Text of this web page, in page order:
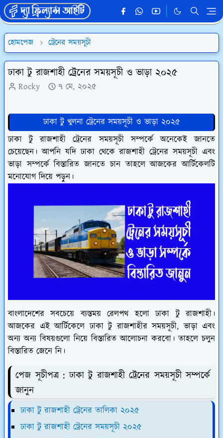
হোমপেজ ট্রেনের সময়সূচী
ঢাকা টু রাজশাহী ট্রেনের সময়সূচী ও ভাড়া ২০২৫
Rocky ৭ মে, ২০২৫
ঢাকা টু খুলনা ট্রেনের সময়সূচী ও ভাড়া ২০২৫
ঢাকা টু রাজশাহী ট্রেনের সময়সূচী সম্পর্কে অনেকেই জানতে
চেয়েছেন। আপনি যদি ঢাকা থেকে রাজশাহী ট্রেনের সময়সূচী এবং
ভাড়া সম্পর্কে বিস্তারিত জানতে চান তাহলে আজকের আর্টিকেলটি
মনোযোগ দিয়ে পড়ুন।
বাংলাদেশের সবচেয়ে ব্যস্তময় রেলপথ হলো ঢাকা টু রাজশাহী।
আজকের এই আর্টিকেলে ঢাকা টু রাজশাহীর সময়সূচী, ভাড়া এবং
অন্য অন্য বিষয়গুলো নিয়ে বিস্তারিত আলোচনা করবো। তাহলে চলুন
বিস্তারিত জেনে নি।
পেজ সূচীপত্র : ঢাকা টু রাজশাহী ট্রেনের সময়সূচী সম্পর্কে
জানুন
ঢাকা টু রাজশাহী ট্রেনের তালিকা ২০২৫
ঢাকা টু রাজশাহী ট্রেনের সময়সূচী ২০২৫